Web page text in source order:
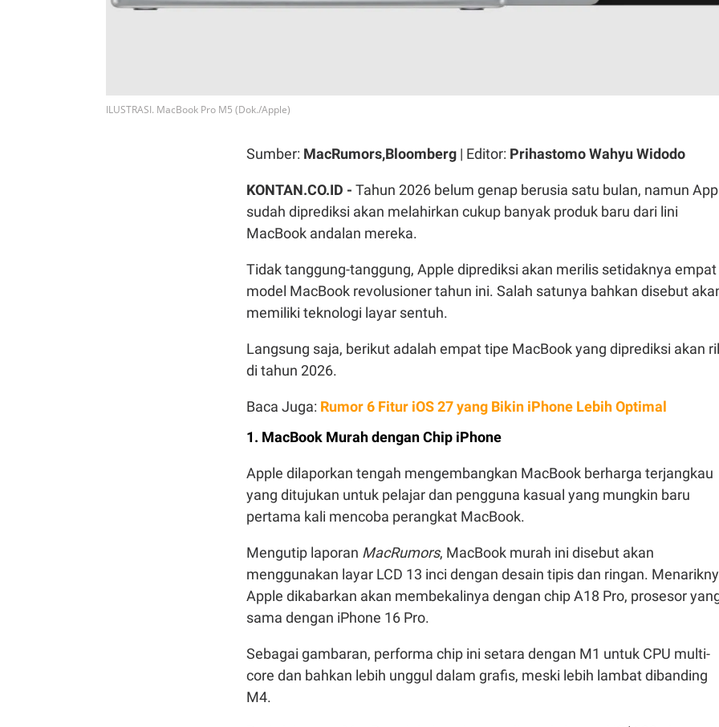
ILUSTRASI. MacBook Pro M5 (Dok./Apple)
Sumber: MacRumors,Bloomberg | Editor: Prihastomo Wahyu Widodo
KONTAN.CO.ID - Tahun 2026 belum genap berusia satu bulan, namun
sudah diprediksi akan melahirkan cukup banyak produk baru dari lini
MacBook andalan mereka.
Tidak tanggung-tanggung, Apple diprediksi akan merilis setidaknya empat
model MacBook revolusioner tahun ini. Salah satunya bahkan disebut
memiliki teknologi layar sentuh.
Langsung saja, berikut adalah empat tipe MacBook yang diprediksi akan
di tahun 2026.
Baca Juga: Rumor 6 Fitur iOS 27 yang Bikin iPhone Lebih Optimal
1. MacBook Murah dengan Chip iPhone
Apple dilaporkan tengah mengembangkan MacBook berharga terjangkau
yang ditujukan untuk pelajar dan pengguna kasual yang mungkin baru
pertama kali mencoba perangkat MacBook.
Mengutip laporan MacRumors, MacBook murah ini disebut akan
menggunakan layar LCD 13 inci dengan desain tipis dan ringan.
Apple dikabarkan akan membekalinya dengan chip A18 Pro, prosesor
sama dengan iPhone 16 Pro.
Sebagai gambaran, performa chip ini setara dengan M1 untuk CPU multi-
core dan bahkan lebih unggul dalam grafis, meski lebih lambat dibanding
M4.